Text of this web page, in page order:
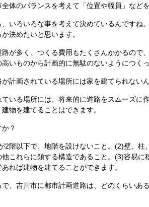
体のバランスを考えて「位置や幅員」などを
いろいろな事を考えて決めているんですね
決めたいと思います。
が多く、つくる費用もたくさんかかるので
いものから計画的に無駄のないようにつく
計画されている場所には家を建てられないん
いる場所には、将来的に道路をスムーズに
物を建てることはできます。
？
2階以下で、地階を設けないこと。(2)壁、柱
これらに類する構造であること。(3)容易に
れば建物を建てることができます。
、吉川市に都市計画道路は、どのくらいあ